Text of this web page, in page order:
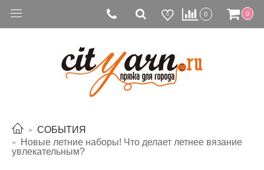
0 0 0
СОБЫТИЯ
Новые летние наборы! Что делает летнее вязание
увлекательным?